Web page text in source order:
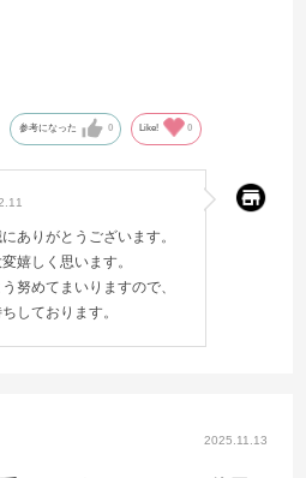
参考になった 0 Like! 0
ありがとうございます。
嬉しく思います。
努めてまいりますので、
しております。
2025.11.13